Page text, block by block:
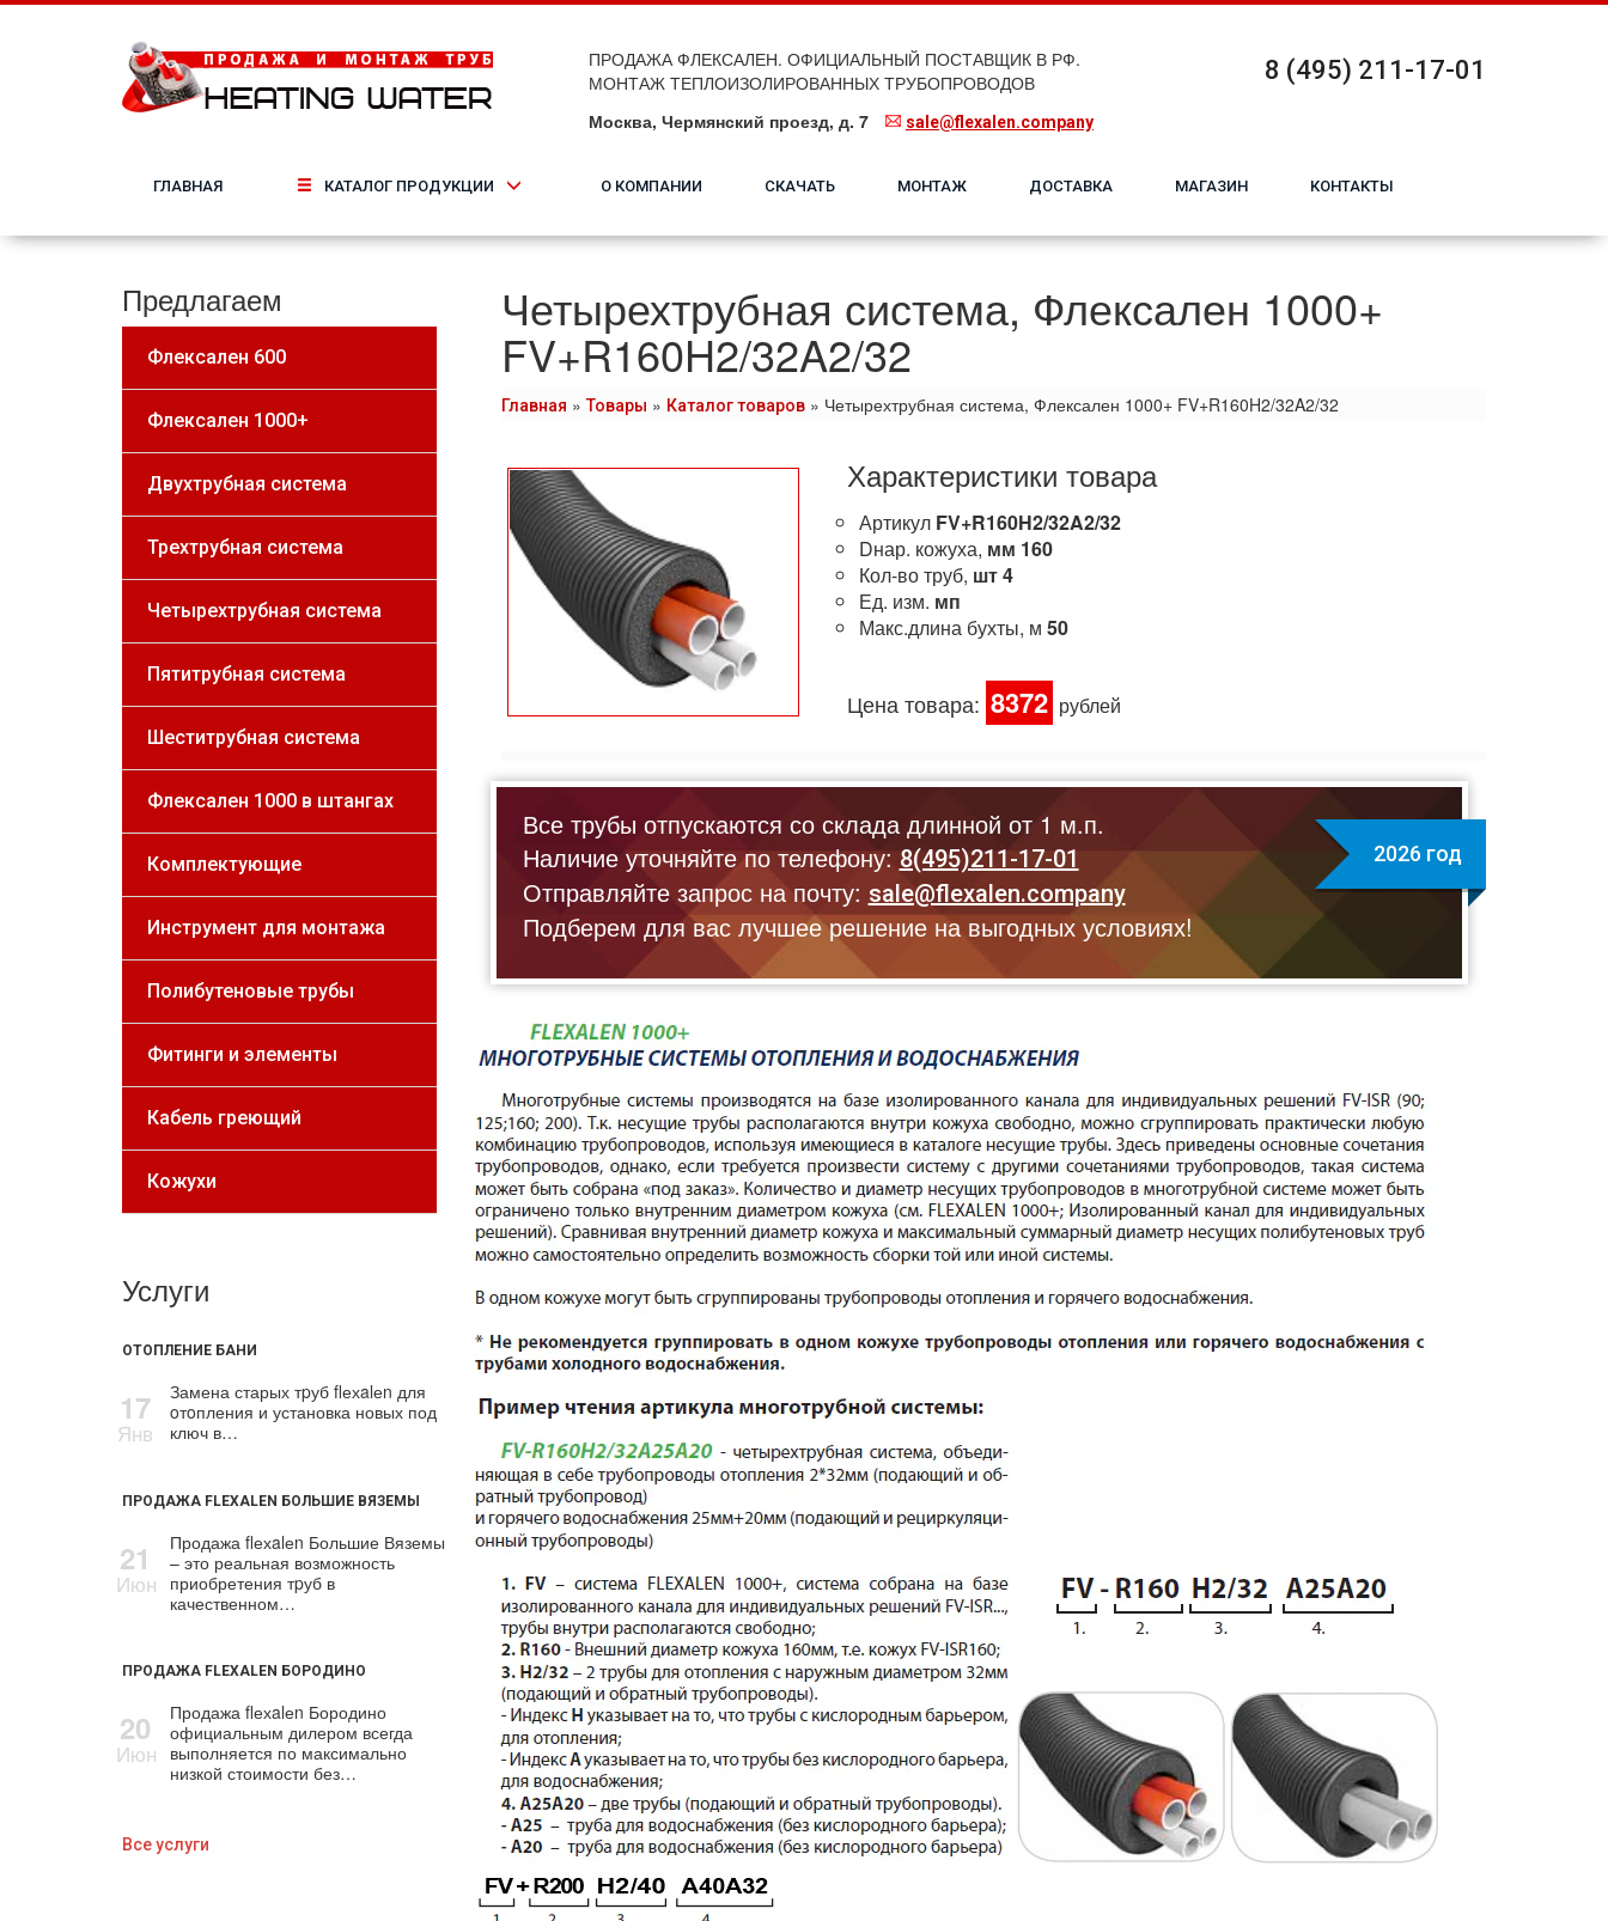
ПРОДАЖА ФЛЕКСАЛЕН. ОФИЦИАЛЬНЫЙ ПОСТАВЩИК В РФ.
МОНТАЖ ТЕПЛОИЗОЛИРОВАННЫХ ТРУБОПРОВОДОВ
Москва, Чермянский проезд, д. 7
sale@flexalen.company
8 (495) 211-17-01
ГЛАВНАЯ КАТАЛОГ ПРОДУКЦИИ О КОМПАНИИ СКАЧАТЬ МОНТАЖ ДОСТАВКА МАГАЗИН КОНТАКТЫ
Предлагаем
Флексален 600
Флексален 1000+
Двухтрубная система
Трехтрубная система
Четырехтрубная система
Пятитрубная система
Шеститрубная система
Флексален 1000 в штангах
Комплектующие
Инструмент для монтажа
Полибутеновые трубы
Фитинги и элементы
Кабель греющий
Кожухи
Услуги
ОТОПЛЕНИЕ БАНИ
17
Янв
Замена старых тpуб flехalеn для
oтoпления и установка новых под
ключ в…
ПРОДАЖА FLEXALEN БОЛЬШИЕ ВЯЗЕМЫ
21
Июн
Продажа flехalеn Большие Вяземы
– это реальная возможность
приобретения тpуб в
качественном…
ПРОДАЖА FLEXALEN БОРОДИНО
20
Июн
Продажа flехalеn Бородино
официальным дилером всегда
выполняется по максимально
низкой стоимости без…
Все услуги
Четырехтрубная система, Флексален 1000+
FV+R160H2/32A2/32
Главная »Товары » Каталог товаров» Четырехтрубная система, Флексален 1000+ FV+R160H2/32A2/32
Характеристики товара
Артикул FV+R160H2/32A2/32
Dнар. кожуха, мм 160
Кол-во труб, шт4
Ед. изм. мп
Макс.длина бухты, м 50
Цена товара: 8372 рублей
Все трубы отпускаются со склада длинной от 1 м.п.
Наличие уточняйте по телефону:8(495)211-17-01
Отправляйте запрос на почту: sale@flexalen.company
Подберем для вас лучшее решение на выгодных условиях!
2026 год